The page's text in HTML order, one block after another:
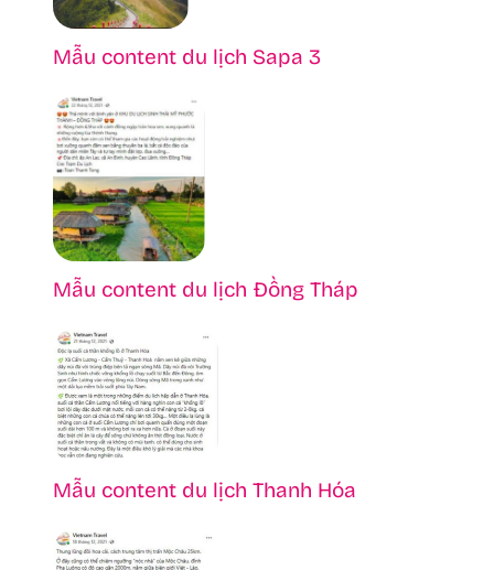
Mẫu content du lịch Sapa 3
Mẫu content du lịch Đồng Tháp
Mẫu content du lịch Thanh Hóa